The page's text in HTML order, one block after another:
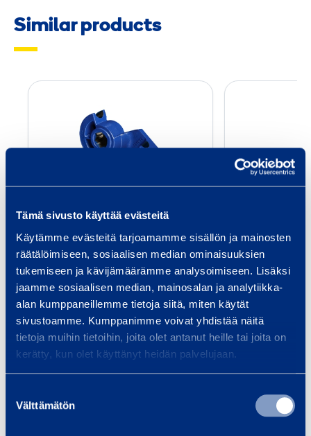
Tämä sivusto käyttää evästeitä
Käytämme evästeitä tarjoamamme sisällön ja mainosten
räätälöimiseen, sosiaalisen median ominaisuuksien
tukemiseen ja kävijämäärämme analysoimiseen. Lisäksi
jaamme sosiaalisen median, mainosalan ja analytiikka-
alan kumppaneillemme tietoja siitä, miten käytät
sivustoamme. Kumppanimme voivat yhdistää näitä
tietoja muihin tietoihin, joita olet antanut heille tai joita on
kerätty, kun olet käyttänyt heidän palvelujaan.
valinta
Välttämätön
i
c
i
e
r
Similar products
n
d
n
a
n
d
B
a
F
o
Bending and Back
CML INTERNATIONAL
14,55 € / day (VAT 0 %) 10,73 €
Services